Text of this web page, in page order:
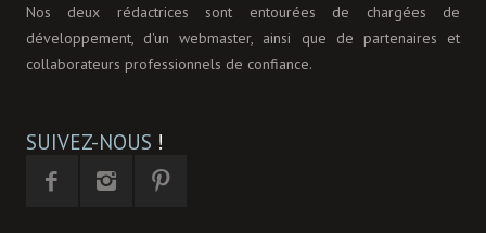
Nos deux rédactrices sont entourées de chargées de
développement, d'un webmaster, ainsi que de partenaires et
collaborateurs professionnels de confiance.
SUIVEZ-NOUS !